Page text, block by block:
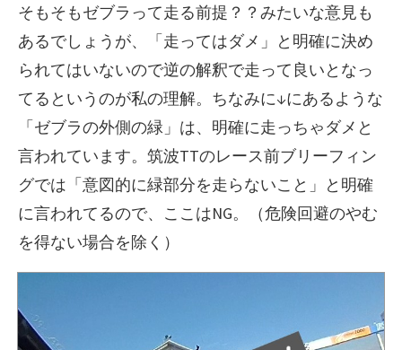
そもそもゼブラって走る前提？？みたいな意見も
あるでしょうが、「走ってはダメ」と明確に決め
られてはいないので逆の解釈で走って良いとなっ
てるというのが私の理解。ちなみに↓にあるような
「ゼブラの外側の緑」は、明確に走っちゃダメと
言われています。筑波TTのレース前ブリーフィン
グでは「意図的に緑部分を走らないこと」と明確
に言われてるので、ここはNG。（危険回避のやむ
を得ない場合を除く）